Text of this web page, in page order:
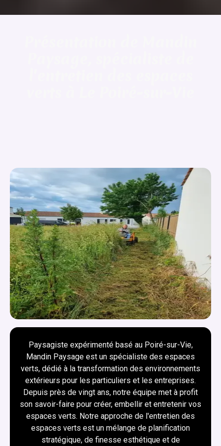
Paysagiste expérimenté basé au Poiré-sur-Vie,
Mandin Paysage est un spécialiste des espaces
verts, dédié à la transformation des environnements
extérieurs pour les particuliers et les entreprises.
Depuis près de vingt ans, notre équipe met à profit
son savoir-faire pour créer, embellir et entretenir vos
espaces verts. Notre approche de l'entretien des
espaces verts est un mélange de planification
stratégique, de finesse esthétique et de